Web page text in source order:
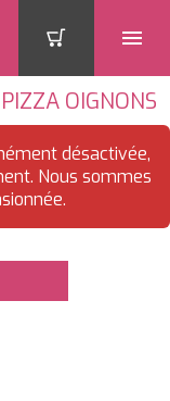
OIGNONS
désactivée,
Nous sommes